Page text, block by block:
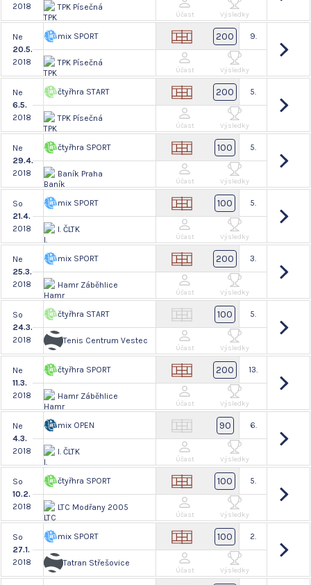
2018
TPK Písečná
Účast Výsledky
Ne
20.5.
2018
mix SPORT
TPK Písečná
200 9.
Účast Výsledky
Ne
6.5.
2018
čtyřhra START
TPK Písečná
200 5.
Účast Výsledky
Ne
29.4.
2018
čtyřhra SPORT
Baník Praha
100 5.
Účast Výsledky
So
21.4.
2018
mix SPORT
I. ČLTK
100 5.
Účast Výsledky
Ne
25.3.
2018
mix SPORT
Hamr Záběhlice
200 3.
Účast Výsledky
So
24.3.
2018
čtyřhra START
Tenis Centrum Vestec
100 5.
Účast Výsledky
Ne
11.3.
2018
čtyřhra SPORT
Hamr Záběhlice
200 13.
Účast Výsledky
Ne
4.3.
2018
mix OPEN
I. ČLTK
90 6.
Účast Výsledky
So
10.2.
2018
čtyřhra SPORT
LTC Modřany 2005
100 5.
Účast Výsledky
So
27.1.
2018
mix SPORT
Tatran Střešovice
100 2.
Účast Výsledky